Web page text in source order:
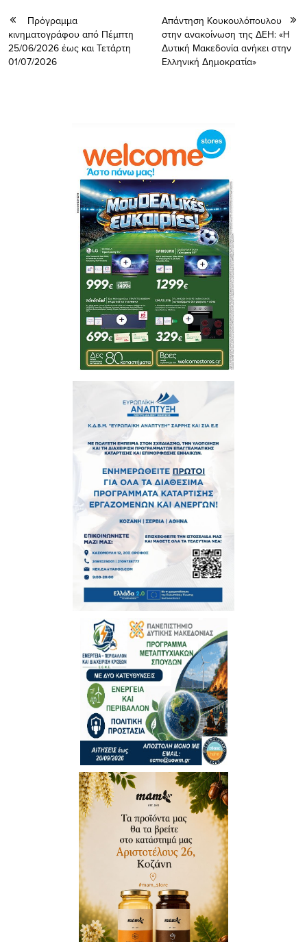
Πρόγραμμα
κινηματογράφου από Πέμπτη
25/06/2026 έως και Τετάρτη
01/07/2026
Απάντηση Κουκουλόπουλου
στην ανακοίνωση της ΔΕΗ: «Η
Δυτική Μακεδονία ανήκει στην
Ελληνική Δημοκρατία»